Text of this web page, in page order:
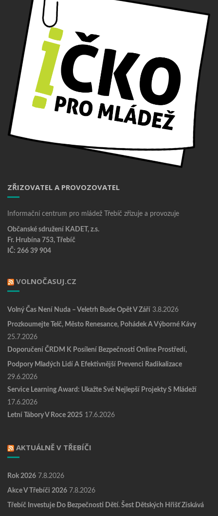
ZŘIZOVATEL A PROVOZOVATEL
Informační centrum pro mládež Třebíč zřizuje a provozuje
Občanské sdružení KADET, z.s.
Fr. Hrubína 753, Třebíč
IČ: 266 39 904
VOLNOČASUJ.CZ
Volný Čas Není Nuda – Veletrh Bude Opět V Září 3.8.2026
Prozkoumejte Telč, Město Renesance, Pohádek A Výborné Kávy
25.7.2026
Doporučení ČRDM K Posílení Bezpečnosti Online Prostředí,
Podpory Mladých Lidí A Efektivnější Prevenci Radikalizace
29.6.2026
Service Learning Award: Ukažte Své Nejlepší Projekty S Mládeží
17.6.2026
Letní Tábory V Roce 2025 17.6.2026
AKTUÁLNĚ V TŘEBÍČI
Rok 2026 7.8.2026
Akce V Třebíči 2026 7.8.2026
Třebíč Investuje Do Bezpečnosti Dětí. Šest Dětských Hřišť Získává